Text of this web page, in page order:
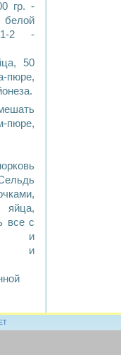
гр. -
1-2 -
50
пюре,
пюре,
яйца,
все с
и
и